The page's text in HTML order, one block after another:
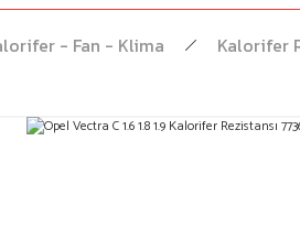
- Fan - Klima Kalorifer